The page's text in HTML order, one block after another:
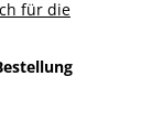
für die